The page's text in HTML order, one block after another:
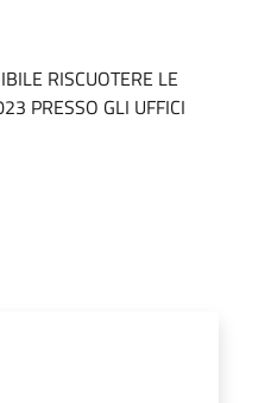
RISCUOTERE LE
PRESSO GLI UFFICI